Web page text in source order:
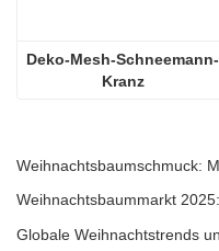
Deko-Mesh-Schneemann-
Kranz